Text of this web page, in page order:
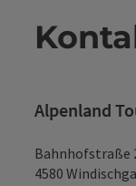
Alpenland
Bahnhofstraße
4580